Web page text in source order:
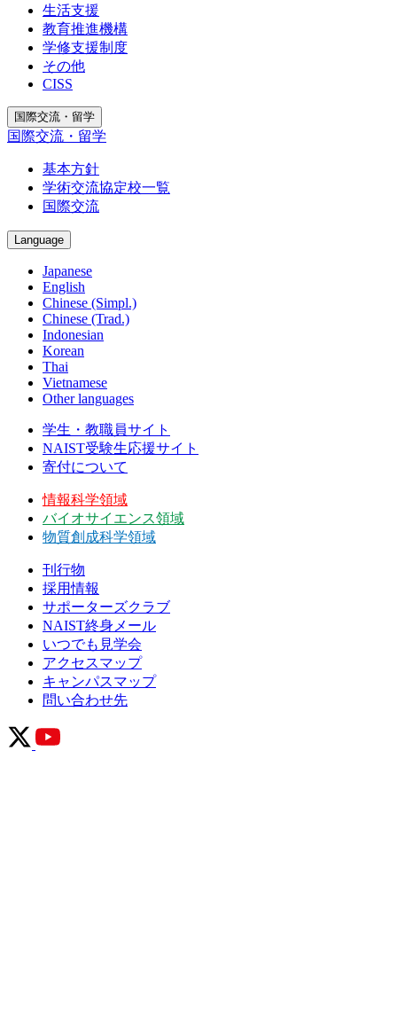
生活支援
教育推進機構
学修支援制度
その他
CISS
国際交流・留学
国際交流・留学
基本方針
学術交流協定校一覧
国際交流
Language
Japanese
English
Chinese (Simpl.)
Chinese (Trad.)
Indonesian
Korean
Thai
Vietnamese
Other languages
学生・教職員サイト
NAIST受験生応援サイト
寄付について
情報科学領域
バイオサイエンス領域
物質創成科学領域
刊行物
採用情報
サポーターズクラブ
NAIST終身メール
いつでも見学会
アクセスマップ
キャンパスマップ
問い合わせ先